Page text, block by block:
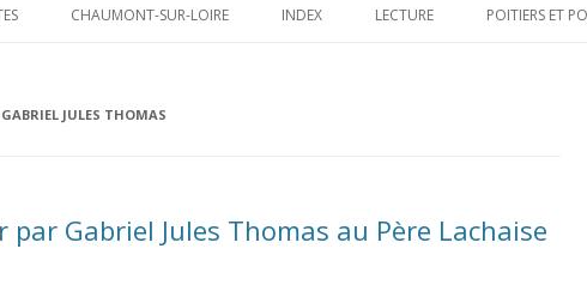
au
CHAUMONT-SUR-LOIRE INDEX LECTURE POITIERS ET
GABRIEL JULES THOMAS
par Gabriel Jules Thomas au Père Lachaise